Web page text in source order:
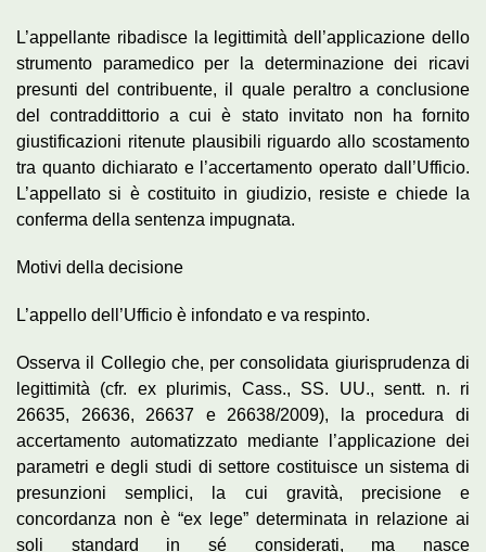
L’appellante ribadisce la legittimità dell’applicazione dello
strumento paramedico per la determinazione dei ricavi
presunti del contribuente, il quale peraltro a conclusione
del contraddittorio a cui è stato invitato non ha fornito
giustificazioni ritenute plausibili riguardo allo scostamento
tra quanto dichiarato e l’accertamento operato dall’Ufficio.
L’appellato si è costituito in giudizio, resiste e chiede la
conferma della sentenza impugnata.
Motivi della decisione
L’appello dell’Ufficio è infondato e va respinto.
Osserva il Collegio che, per consolidata giurisprudenza di
legittimità (cfr. ex plurimis, Cass., SS. UU., sentt. n. ri
26635, 26636, 26637 e 26638/2009), la procedura di
accertamento automatizzato mediante l’applicazione dei
parametri e degli studi di settore costituisce un sistema di
presunzioni semplici, la cui gravità, precisione e
concordanza non è “ex lege” determinata in relazione ai
soli standard in sé considerati, ma nasce